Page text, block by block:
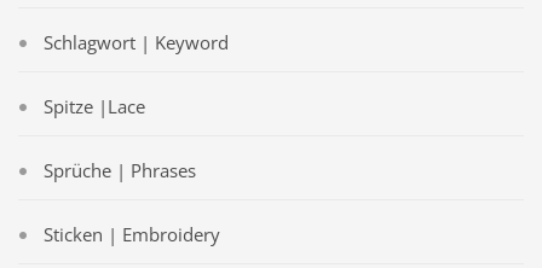
Schlagwort | Keyword
Spitze |Lace
Sprüche | Phrases
Sticken | Embroidery